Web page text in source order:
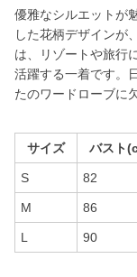
優雅なシルエットが
した花柄デザインが
は、リゾートや旅行
活躍する一着です。
たのワードローブに
サイズ バスト
S 82
M 86
L 90